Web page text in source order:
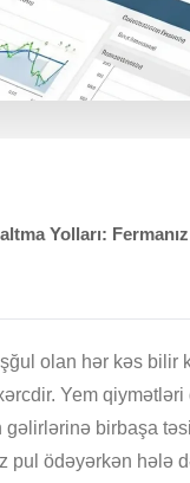
Yolları: Fermanız
olan hər kəs bilir
Yem
gəlirlərinə birbaşa
pul ödəyərkən hələ